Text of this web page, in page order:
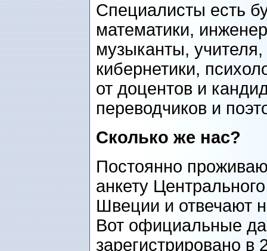
Специалисты есть
математики,
музыканты,
кибернетики,
от доцентов и
переводчиков и
Сколько же нас?
Постоянно
анкету
Швеции и отвечают
Вот официальные
зарегистрировано в